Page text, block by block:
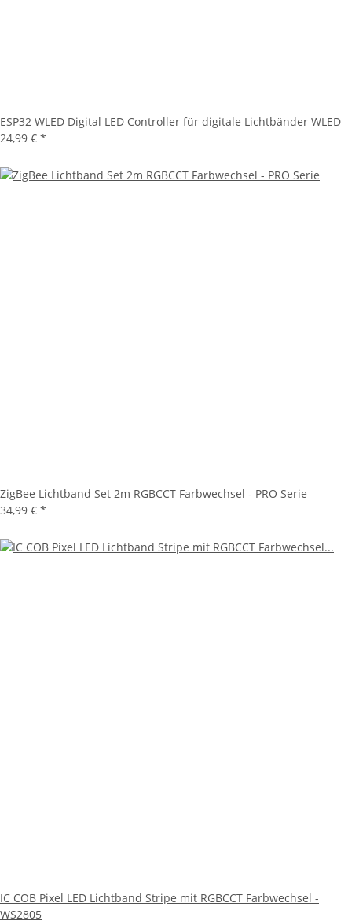
ESP32 WLED Digital LED Controller für digitale Lichtbänder WLED
24,99 € *
ZigBee Lichtband Set 2m RGBCCT Farbwechsel - PRO Serie
34,99 € *
IC COB Pixel LED Lichtband Stripe mit RGBCCT Farbwechsel -
WS2805